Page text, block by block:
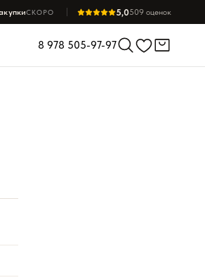
СКОРО 5,0509 оценок
8 978 505-97-97